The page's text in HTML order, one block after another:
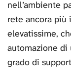
nell’ambiente
rete ancora più
elevatissime,
automazione di
grado di